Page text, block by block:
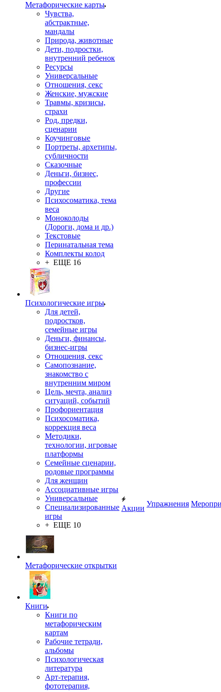
Mетафорические карты
Чувства,
абстрактные,
мандалы
Природа, животные
Дети, подростки,
внутренний ребенок
Ресурсы
Универсальные
Отношения, секс
Женские, мужские
Травмы, кризисы,
страхи
Род, предки,
сценарии
Коучинговые
Портреты, архетипы,
субличности
Сказочные
Деньги, бизнес,
профессии
Другие
Психосоматика, тема
веса
Моноколоды
(Дороги, дома и др.)
Текстовые
Перинатальная тема
Комплекты колод
+ ЕЩЕ 16
Психологические игры
Для детей,
подростков,
семейные игры
Деньги, финансы,
бизнес-игры
Отношения, секс
Самопознание,
знакомство с
внутренним миром
Цель, мечта, анализ
ситуаций, событий
Профориентация
Психосоматика,
коррекция веса
Методики,
технологии, игровые
платформы
Семейные сценарии,
родовые программы
Для женщин
Ассоциативные игры
Универсальные
Специализированные
игры
+ ЕЩЕ 10
Метафорические открытки
Книги
Книги по
метафорическим
картам
Рабочие тетради,
альбомы
Психологическая
литература
Арт-терапия,
фототерапия,
Акции
Упражнения